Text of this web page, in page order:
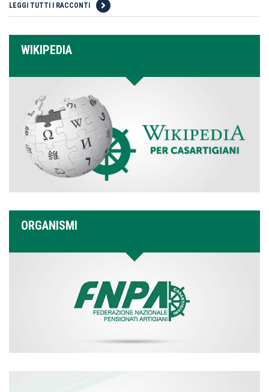
LEGGI TUTTI I RACCONTI
WIKIPEDIA
ORGANISMI